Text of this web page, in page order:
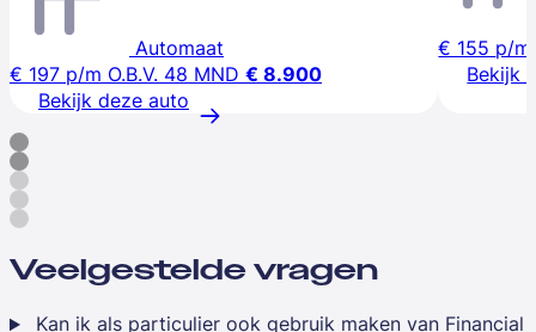
Automaat
€ 197 p/m O.B.V. 48 MND € 8.900
Bekijk deze auto
€ 155 p/m
Bekijk
Veelgestelde vragen
Kan ik als particulier ook gebruik maken van Financial